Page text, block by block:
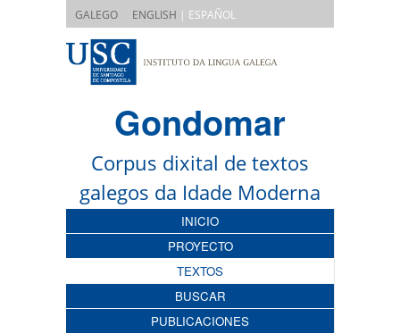
GALEGO ENGLISH | ESPAÑOL
Gondomar
Corpus dixital de textos
galegos da Idade Moderna
INICIO
PROYECTO
TEXTOS
BUSCAR
PUBLICACIONES